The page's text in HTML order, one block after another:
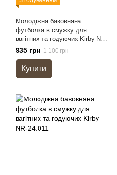
Молодіжна бавовняна
футболка в смужку для
вагітних та годуючих Kirby NR-
25.014
935 грн 1 100 грн
Купити